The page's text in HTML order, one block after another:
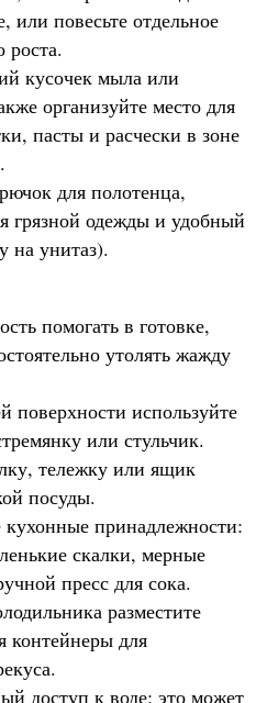
или повесьте отдельное
роста.
кусочек мыла или
организуйте место для
пасты и расчески в зоне
для полотенца,
грязной одежды и удобный
на унитаз).
помогать в готовке,
утолять жажду
поверхности используйте
или стульчик.
тележку или ящик
посуды.
кухонные принадлежности:
скалки, мерные
пресс для сока.
разместите
контейнеры для
доступ к воде: это может